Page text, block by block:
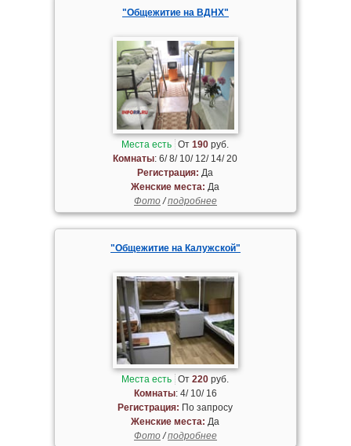
"Общежитие на ВДНХ"
Места есть От190 руб.
Комнаты: 6/ 8/ 10/ 12/ 14/ 20
Регистрация: Да
Женские места: Да
Фото/подробнее
"Общежитие на Калужской"
Места есть От220 руб.
Комнаты: 4/ 10/ 16
Регистрация: По запросу
Женские места: Да
Фото/подробнее